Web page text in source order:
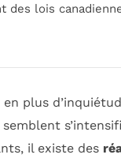
des lois
plus
il existe des